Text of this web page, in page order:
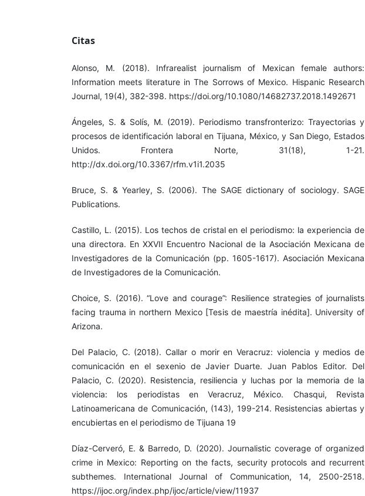
Citas
Alonso, M. (2018). Infrarealist journalism of Mexican female authors:
Information meets literature in The Sorrows of Mexico. Hispanic Research
Journal, 19(4), 382-398. https://doi.org/10.1080/14682737.2018.1492671
Ángeles, S. & Solís, M. (2019). Periodismo transfronterizo: Trayectorias y
procesos de identificación laboral en Tijuana, México, y San Diego, Estados
Unidos. Frontera Norte, 31(18), 1-21.
http://dx.doi.org/10.3367/rfm.v1i1.2035
Bruce, S. & Yearley, S. (2006). The SAGE dictionary of sociology. SAGE
Publications.
Castillo, L. (2015). Los techos de cristal en el periodismo: la experiencia de
una directora. En XXVII Encuentro Nacional de la Asociación Mexicana de
Investigadores de la Comunicación (pp. 1605-1617). Asociación Mexicana
de Investigadores de la Comunicación.
Choice, S. (2016). “Love and courage”: Resilience strategies of journalists
facing trauma in northern Mexico [Tesis de maestría inédita]. University of
Arizona.
Del Palacio, C. (2018). Callar o morir en Veracruz: violencia y medios de
comunicación en el sexenio de Javier Duarte. Juan Pablos Editor. Del
Palacio, C. (2020). Resistencia, resiliencia y luchas por la memoria de la
violencia: los periodistas en Veracruz, México. Chasqui, Revista
Latinoamericana de Comunicación, (143), 199-214. Resistencias abiertas y
encubiertas en el periodismo de Tijuana 19
Díaz-Cerveró, E. & Barredo, D. (2020). Journalistic coverage of organized
crime in Mexico: Reporting on the facts, security protocols and recurrent
subthemes. International Journal of Communication, 14, 2500-2518.
https://ijoc.org/index.php/ijoc/article/view/11937